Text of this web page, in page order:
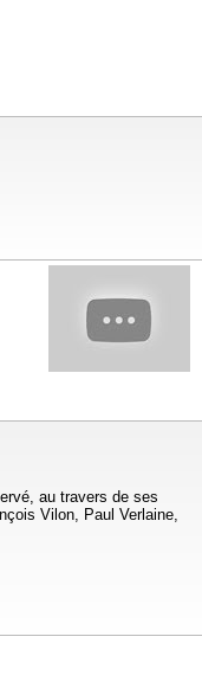
au travers de ses
Vilon, Paul Verlaine,